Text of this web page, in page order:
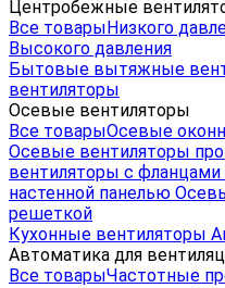
Центробежные
Все товарыНизкого
Высокого давления
Бытовые вытяжные
вентиляторы
Осевые вентиляторы
Все товарыОсевые
Осевые вентиляторы
вентиляторы с фланцами
настенной панелью
решеткой
Кухонные вентиляторы
Автоматика для
Все товарыЧастотные